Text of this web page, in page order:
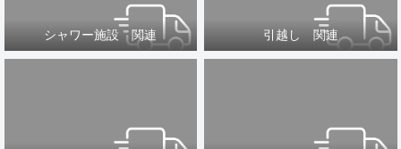
シャワー施設 関連 引越し 関連